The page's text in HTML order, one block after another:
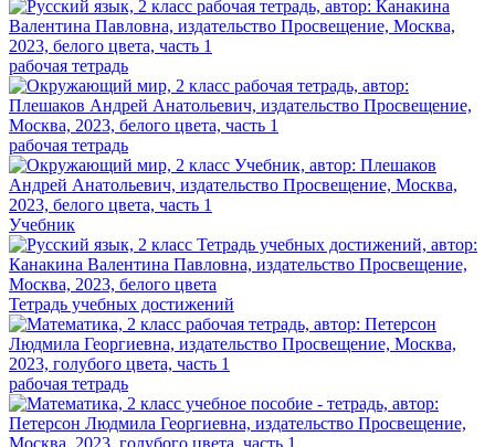
рабочая тетрадь
рабочая тетрадь
Учебник
Тетрадь учебных достижений
рабочая тетрадь